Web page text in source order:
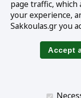
Tools
Online interest
page traffic, which
your experience,
Sakkoulas.gr you